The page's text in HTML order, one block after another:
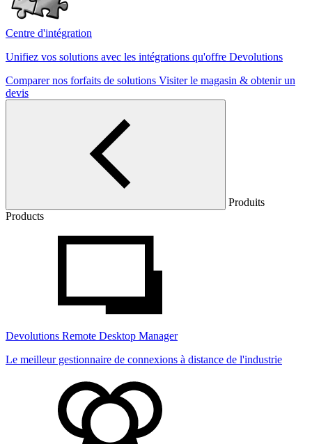
Centre d'intégration
Unifiez vos solutions avec les intégrations qu'offre Devolutions
Comparer nos forfaits de solutions Visiter le magasin & obtenir un
devis
Produits
Products
Devolutions Remote Desktop Manager
Le meilleur gestionnaire de connexions à distance de l'industrie